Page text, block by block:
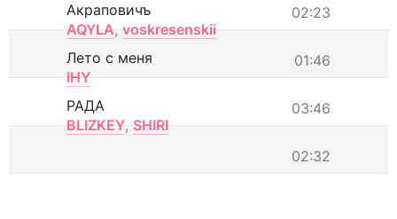
02:23
Акраповичъ
AQYLA, voskresenskii
01:46
Лето с меня
IHY
03:46
РАДА
BLIZKEY, SHIRI
02:32